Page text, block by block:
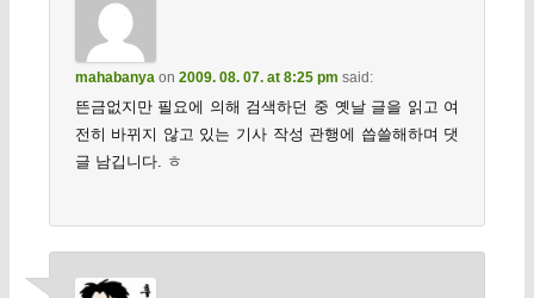
mahabanya on 2009. 08. 07. at 8:25 pm said:
뜬금없지만 필요에 의해 검색하던 중 옛날 글을 읽고 여
전히 바뀌지 않고 있는 기사 작성 관행에 씁쓸해하며 댓
글 남깁니다. ㅎ